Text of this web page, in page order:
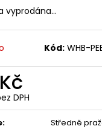
vyprodána…
Kód: WHB-
DPH
:
Středně
259 Kč